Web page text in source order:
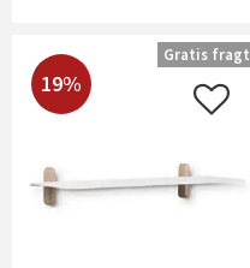
19%
Gratis fragt